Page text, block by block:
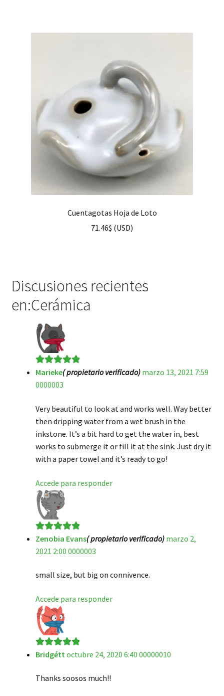
Cuentagotas Hoja de Loto
71.46$ (USD)
Discusiones recientes
en:Cerámica
Valorado en5
de 5
Marieke( propietario verificado) marzo 13, 2021 7:59
0000003
Very beautiful to look at and works well. Way better
then dripping water from a wet brush in the
inkstone. It’s a bit hard to get the water in, best
works to submerge it or fill it at the sink. Just dry it
with a paper towel and it’s ready to go!
Accede para responder
Valorado en5
de 5
Zenobia Evans( propietario verificado) marzo 2,
2021 2:00 0000003
small size, but big on connivence.
Accede para responder
Valorado en5
Bridgétt octubre 24, 2020 6:40 00000010
Thanks soosos much!!